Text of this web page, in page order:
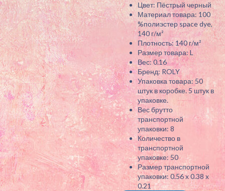
Цвет: Пёстрый черный
Материал товара: 100
%полиэстер space dye,
140 г/м²
Плотность: 140 г/м²
Размер товара: L
Вес: 0.16
Бренд: ROLY
Упаковка товара: 50
штук в коробке. 5 штук в
упаковке.
Вес брутто
транспортной
упаковки: 8
Количество в
транспортной
упаковке: 50
Размер транспортной
упаковки: 0.56 x 0.38 x
0.21